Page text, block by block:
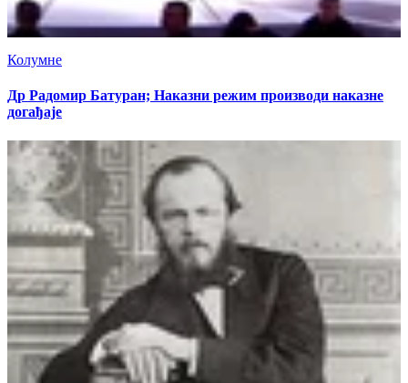
Колумне
Др Радомир Батуран; Наказни режим производи наказне
догађаје